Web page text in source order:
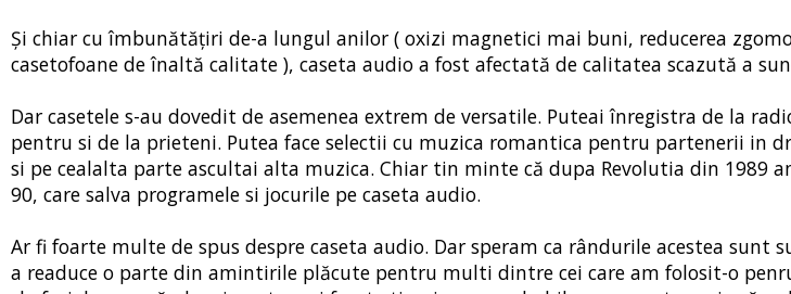
Și chiar cu îmbunătățiri de-a lungul anilor ( oxizi magnetici mai buni, reducerea
casetofoane de înaltă calitate ), caseta audio a fost afectată de calitatea scazută a
Dar casetele s-au dovedit de asemenea extrem de versatile. Puteai înregistra de la
pentru si de la prieteni. Putea face selectii cu muzica romantica pentru partenerii in
si pe cealalta parte ascultai alta muzica. Chiar tin minte că dupa Revolutia din 1989
90, care salva programele si jocurile pe caseta audio.
Ar fi foarte multe de spus despre caseta audio. Dar speram ca rândurile acestea sunt
a readuce o parte din amintirile plăcute pentru multi dintre cei care am folosit-o